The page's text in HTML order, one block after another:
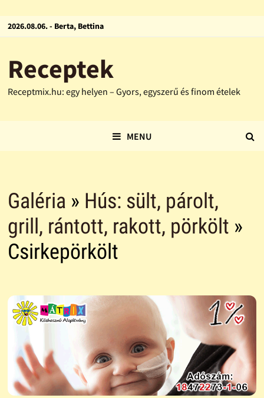
2026.08.06. - Berta, Bettina
Receptek
Receptmix.hu: egy helyen – Gyors, egyszerű és finom ételek
MENU
Galéria » Hús: sült, párolt,
grill, rántott, rakott, pörkölt »
Csirkepörkölt